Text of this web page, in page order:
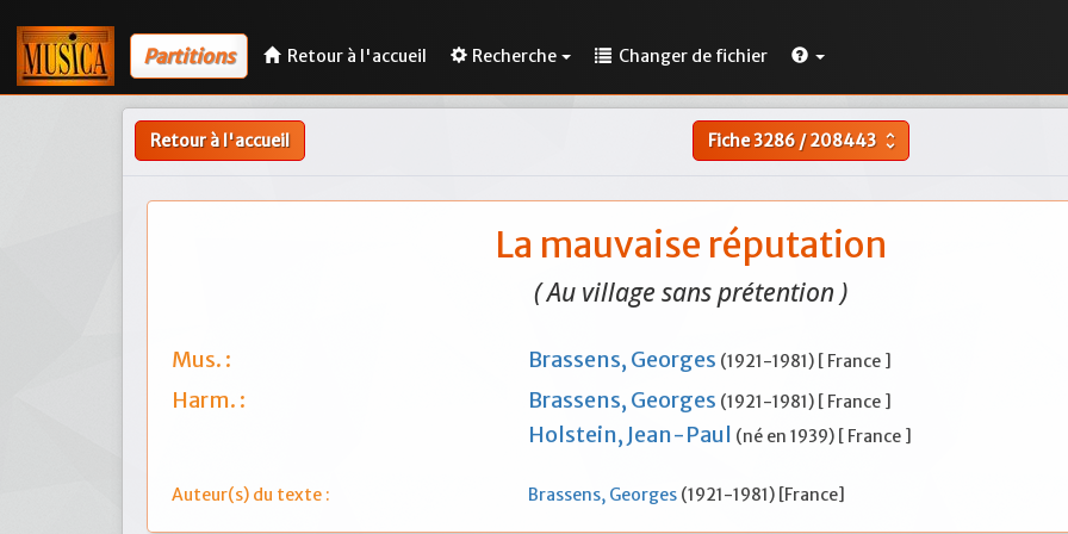
Partitions Retour à l'accueil Recherche Changer de fichier
Retour à l'accueil Fiche3286/208443 unfold_more
La mauvaise réputation
( Au village sans prétention )
Mus. : Brassens, Georges (1921-1981) [ France ]
Harm. : Brassens, Georges (1921-1981) [ France ]
Holstein, Jean-Paul (né en 1939) [ France ]
Auteur(s) du texte : Brassens, Georges (1921-1981) [France]